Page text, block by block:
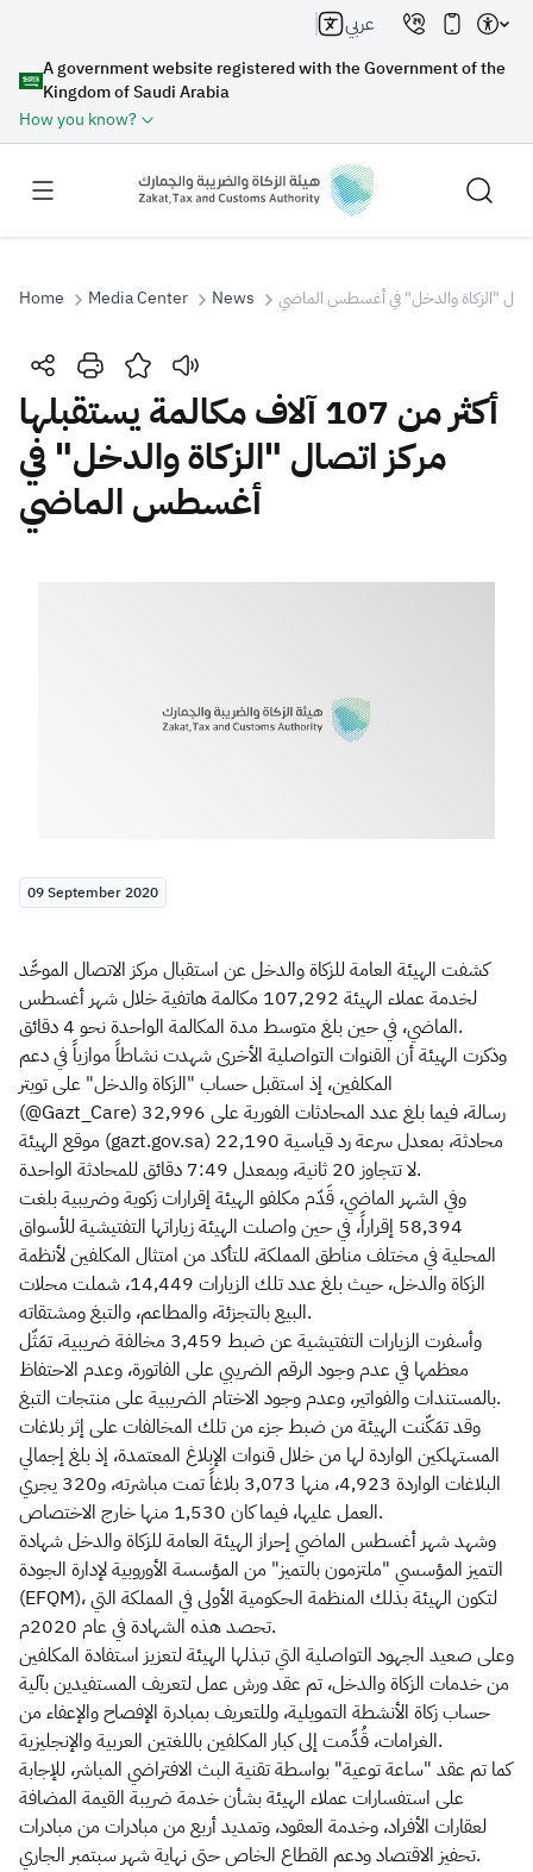
A government website registered with the Government of the
Kingdom of Saudi Arabia
How you know?
عربي
Search
Search Search AI
Suggestions
Customs VAT
Tax Declaration
Home Media Center News
أكثر من 107 آلاف مكالمة يستقبلها
مركز اتصال "الزكاة والدخل" في
أغسطس الماضي
09 September 2020
كشفت الهيئة العامة للزكاة والدخل عن استقبال مركز الاتصال الموحَّد
لخدمة عملاء الهيئة 107,292 مكالمة هاتفية خلال شهر أغسطس
الماضي، في حين بلغ متوسط مدة المكالمة الواحدة نحو 4 دقائق.
وذكرت الهيئة أن القنوات التواصلية الأخرى شهدت نشاطاً موازياً في دعم
المكلفين، إذ استقبل حساب "الزكاة والدخل" على تويتر
(@Gazt_Care) 32,996 رسالة، فيما بلغ عدد المحادثات الفورية على
موقع الهيئة (gazt.gov.sa) 22,190 محادثة، بمعدل سرعة رد قياسية
لا تتجاوز 20 ثانية، وبمعدل 7:49 دقائق للمحادثة الواحدة.
وفي الشهر الماضي، قَدّم مكلفو الهيئة إقرارات زكوية وضريبية بلغت
58,394 إقراراً، في حين واصلت الهيئة زياراتها التفتيشية للأسواق
المحلية في مختلف مناطق المملكة، للتأكد من امتثال المكلفين لأنظمة
الزكاة والدخل، حيث بلغ عدد تلك الزيارات 14,449، شملت محلات
البيع بالتجزئة، والمطاعم، والتبغ ومشتقاته.
وأسفرت الزيارات التفتيشية عن ضبط 3,459 مخالفة ضريبية، تمَثّل
معظمها في عدم وجود الرقم الضريبي على الفاتورة، وعدم الاحتفاظ
بالمستندات والفواتير، وعدم وجود الاختام الضريبية على منتجات التبغ.
وقد تمَكّنت الهيئة من ضبط جزء من تلك المخالفات على إثر بلاغات
المستهلكين الواردة لها من خلال قنوات الإبلاغ المعتمدة، إذ بلغ إجمالي
البلاغات الواردة 4,923، منها 3,073 بلاغاً تمت مباشرته، و320 يجري
العمل عليها، فيما كان 1,530 منها خارج الاختصاص.
وشهد شهر أغسطس الماضي إحراز الهيئة العامة للزكاة والدخل شهادة
التميز المؤسسي "ملتزمون بالتميز" من المؤسسة الأوروبية لإدارة الجودة
(EFQM)، لتكون الهيئة بذلك المنظمة الحكومية الأولى في المملكة التي
تحصد هذه الشهادة في عام 2020م.
وعلى صعيد الجهود التواصلية التي تبذلها الهيئة لتعزيز استفادة المكلفين
من خدمات الزكاة والدخل، تم عقد ورش عمل لتعريف المستفيدين بآلية
حساب زكاة الأنشطة التمويلية، وللتعريف بمبادرة الإفصاح والإعفاء من
الغرامات، قُدِّمت إلى كبار المكلفين باللغتين العربية والإنجليزية.
كما تم عقد "ساعة توعية" بواسطة تقنية البث الافتراضي المباشر، للإجابة
على استفسارات عملاء الهيئة بشأن خدمة ضريبة القيمة المضافة
لعقارات الأفراد، وخدمة العقود، وتمديد أربع من مبادرات من مبادرات
تحفيز الاقتصاد ودعم القطاع الخاص حتى نهاية شهر سبتمبر الجاري.​